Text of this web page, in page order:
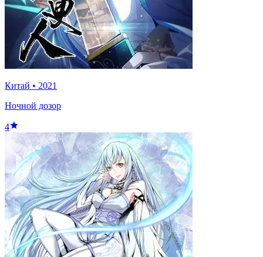
Китай • 2021
Ночной дозор
4